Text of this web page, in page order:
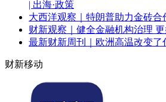
| 出海·政策
大西洋观察｜特朗普助力金砖合
财新观察｜健全金融机构治理
最新财新周刊｜欧洲高温改变了
财新移动